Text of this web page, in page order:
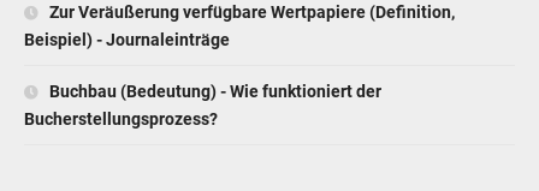
Zur Veräußerung verfügbare Wertpapiere (Definition,
Beispiel) - Journaleinträge
Buchbau (Bedeutung) - Wie funktioniert der
Bucherstellungsprozess?